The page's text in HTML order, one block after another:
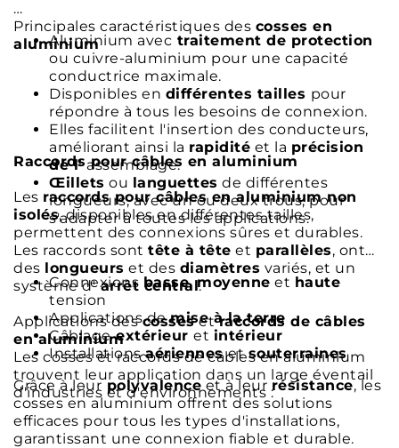
Principales caractéristiques des cosses en
aluminium
Aluminium avec traitement de protection
ou cuivre-aluminium pour une capacité
conductrice maximale.
Disponibles en différentes tailles pour
répondre à tous les besoins de connexion.
Elles facilitent l'insertion des conducteurs,
améliorant ainsi la rapidité et la précision
de l'assemblage.
Œillets ou languettes de différentes
longueurs, avec un ou deux trous, pour
s'adapter à toutes les applications.
Raccords pour câbles en aluminium
Les raccords pour câbles en aluminium non
isolés, disponibles en différentes tailles,
permettent des connexions sûres et durables.
Les raccords sont tête à tête et parallèles, ont
des longueurs et des diamètres variés, et un
système d'arrêt central.
Applications descossesetraccords de câbles
en aluminium
Les cosses et raccords de câbles en aluminium
trouvent leur application dans un large éventail
d'industries et d'environnements :
Connexions basse,moyenne et haute
tension
Applications demise à la terre
Câblageextérieur et intérieur
Installationsaériennesetsouterraines
Grâce à leurpolyvalenceet à leur résistance, les
cosses en aluminium offrent des solutions
efficaces pour tous les types d'installations,
garantissant une connexion fiable et durable.